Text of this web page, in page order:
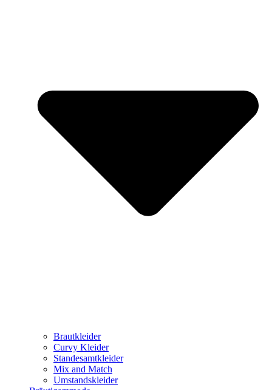
Brautkleider
Curvy Kleider
Standesamtkleider
Mix and Match
Umstandskleider